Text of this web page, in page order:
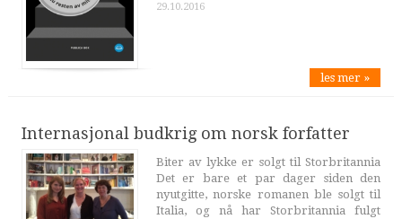
29.10.2016
les mer »
Internasjonal budkrig om norsk forfatter
Biter av lykke er solgt til Storbritannia
Det er bare et par dager siden den
nyutgitte, norske romanen ble solgt til
Italia, og nå har Storbritannia fulgt